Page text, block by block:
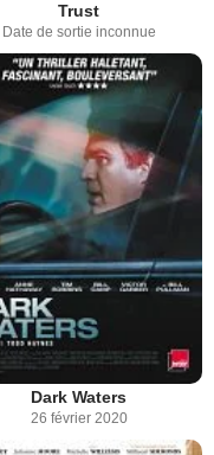
Trust
Date de sortie inconnue
Dark Waters
26 février 2020